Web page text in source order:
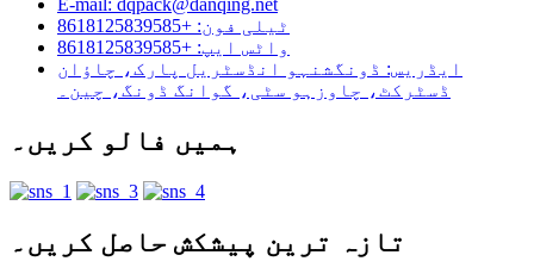
E-mail: dqpack@danqing.net
ٹیلی فون: +8618125839585
واٹس ایپ: +8618125839585
ایڈریس: ڈونگشنہو انڈسٹریل پارک، چاؤان
ڈسٹرکٹ، چاوزہو سٹی، گوانگ ڈونگ، چین۔
ہمیں فالو کریں۔
تازہ ترین پیشکش حاصل کریں۔